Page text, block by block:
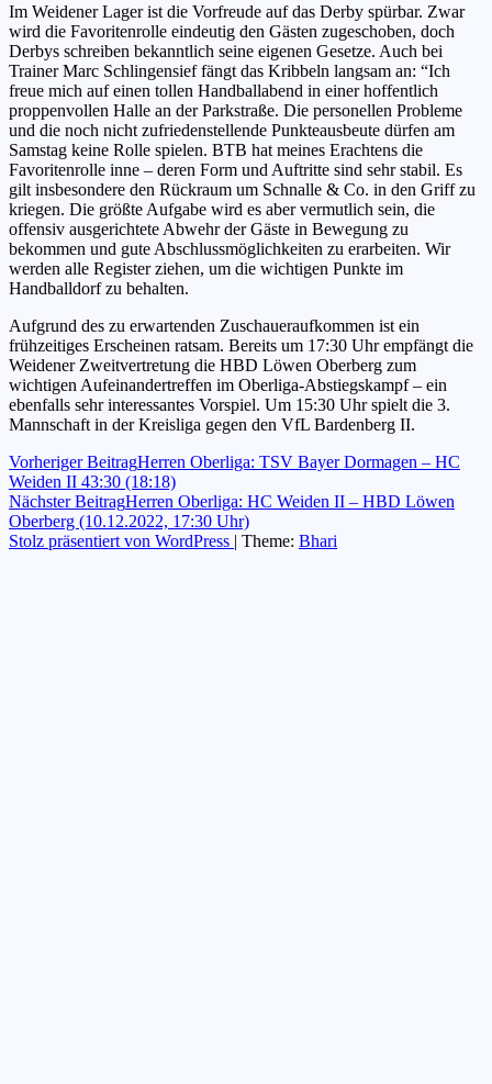
Im Weidener Lager ist die Vorfreude auf das Derby spürbar. Zwar
wird die Favoritenrolle eindeutig den Gästen zugeschoben, doch
Derbys schreiben bekanntlich seine eigenen Gesetze. Auch bei
Trainer Marc Schlingensief fängt das Kribbeln langsam an: “Ich
freue mich auf einen tollen Handballabend in einer hoffentlich
proppenvollen Halle an der Parkstraße. Die personellen Probleme
und die noch nicht zufriedenstellende Punkteausbeute dürfen am
Samstag keine Rolle spielen. BTB hat meines Erachtens die
Favoritenrolle inne – deren Form und Auftritte sind sehr stabil. Es
gilt insbesondere den Rückraum um Schnalle & Co. in den Griff zu
kriegen. Die größte Aufgabe wird es aber vermutlich sein, die
offensiv ausgerichtete Abwehr der Gäste in Bewegung zu
bekommen und gute Abschlussmöglichkeiten zu erarbeiten. Wir
werden alle Register ziehen, um die wichtigen Punkte im
Handballdorf zu behalten.
Aufgrund des zu erwartenden Zuschaueraufkommen ist ein
frühzeitiges Erscheinen ratsam. Bereits um 17:30 Uhr empfängt die
Weidener Zweitvertretung die HBD Löwen Oberberg zum
wichtigen Aufeinandertreffen im Oberliga-Abstiegskampf – ein
ebenfalls sehr interessantes Vorspiel. Um 15:30 Uhr spielt die 3.
Mannschaft in der Kreisliga gegen den VfL Bardenberg II.
Beitragsnavigation
Vorheriger BeitragHerren Oberliga: TSV Bayer Dormagen – HC
Weiden II 43:30 (18:18)
Nächster BeitragHerren Oberliga: HC Weiden II – HBD Löwen
Oberberg (10.12.2022, 17:30 Uhr)
Stolz präsentiert von WordPress | Theme: Bhari